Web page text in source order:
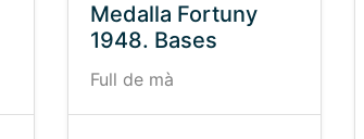
Medalla Fortuny
1948. Bases
Full de mà